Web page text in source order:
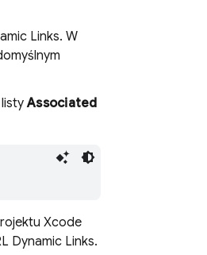
Links. W
listyAssociated
Xcode
Dynamic Links.